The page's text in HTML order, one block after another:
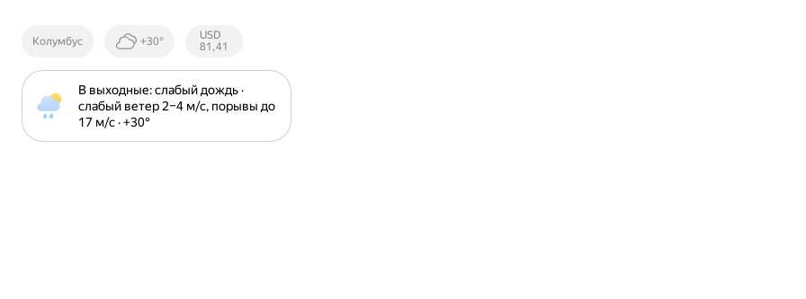
Колумбус +30°
Курсы ЦБ
РФ
USD
81,41
В выходные: слабый дождь ·
слабый ветер 2⁠–⁠4 м⁠/⁠с, порывы до
17 м⁠/⁠с · +30⁠°